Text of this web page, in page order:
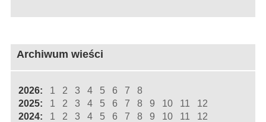
Archiwum wieści
2026: 1 2 3 4 5 6 7
8
2025:
1 2 3 4 5 6 7 8 9 10 11
12
2024:
1 2 3 4 5 6 7 8 9 10 11
12